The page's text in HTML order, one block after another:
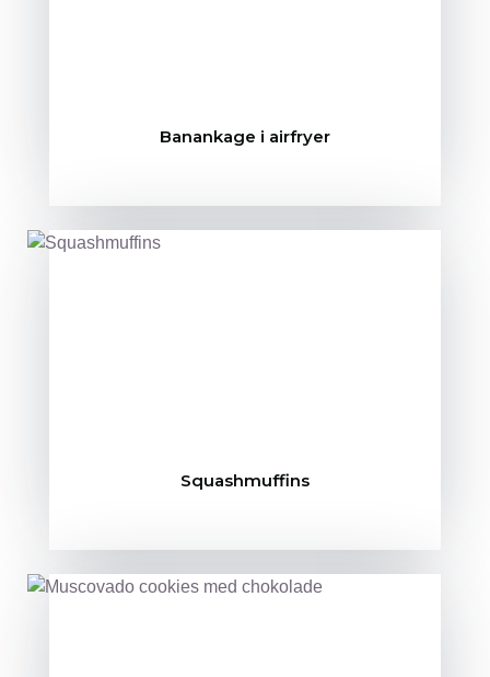
Banankage i airfryer
Squashmuffins